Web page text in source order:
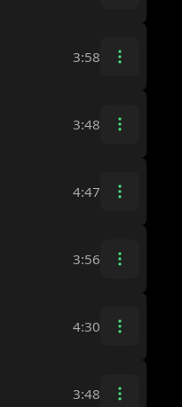
3:58
3:48
4:47
3:56
4:30
3:48